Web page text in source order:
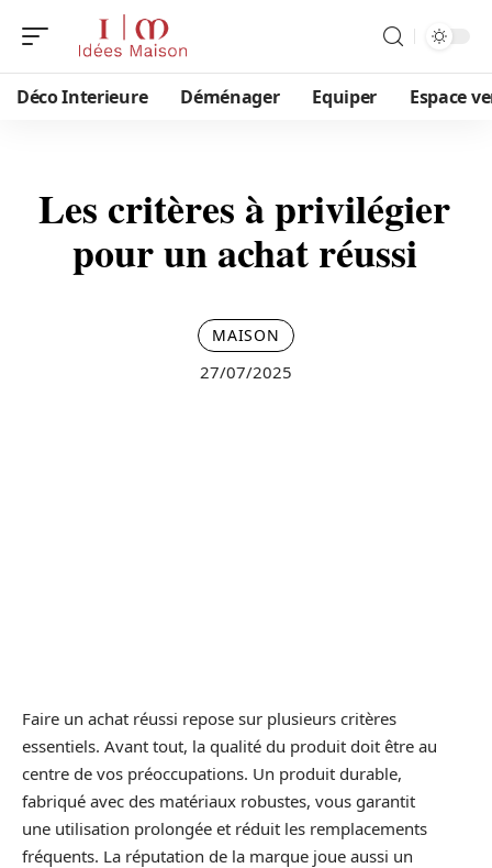
Déco Interieure Déménager Equiper Espace
Les critères à privilégier
pour un achat réussi
MAISON
27/07/2025
Faire un achat réussi repose sur plusieurs critères
essentiels. Avant tout, la qualité du produit doit être au
centre de vos préoccupations. Un produit durable,
fabriqué avec des matériaux robustes, vous garantit
une utilisation prolongée et réduit les remplacements
fréquents. La réputation de la marque joue aussi un